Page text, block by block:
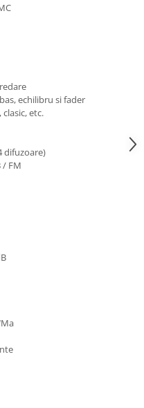
echilibru si fader
etc.
difuzoare)
/ FM